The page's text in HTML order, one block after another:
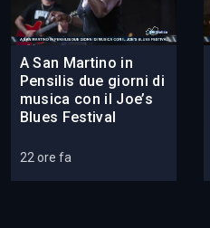
A San Martino in
Pensilis due giorni di
musica con il Joe’s
Blues Festival
22 ore fa